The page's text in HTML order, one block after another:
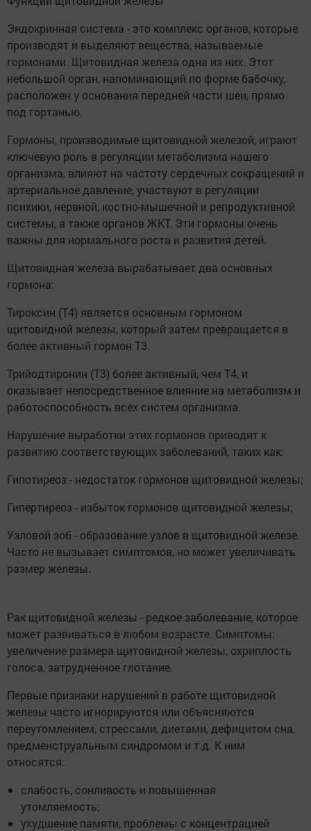
Эндокринная система - это комплекс органов, которые
производят и выделяют вещества, называемые
гормонами. Щитовидная железа одна из них. Этот
небольшой орган, напоминающий по форме бабочку,
расположен у основания передней части шеи, прямо
под гортанью.
Гормоны, производимые щитовидной железой, играют
ключевую роль в регуляции метаболизма нашего
организма, влияют на частоту сердечных сокращений и
артериальное давление, участвуют в регуляции
психики, нервной, костно-мышечной и репродуктивной
системы, а также органов ЖКТ. Эти гормоны очень
важны для нормального роста и развития детей.
Щитовидная железа вырабатывает два основных
гормона:
Тироксин (Т4) является основным гормоном
щитовидной железы, который затем превращается в
более активный гормон Т3.
Трийодтиронин (Т3) более активный, чем Т4, и
оказывает непосредственное влияние на метаболизм и
работоспособность всех систем организма.
Нарушение выработки этих гормонов приводит к
развитию соответствующих заболеваний, таких как:
Гипотиреоз - недостаток гормонов щитовидной железы;
Гипертиреоз - избыток гормонов щитовидной железы;
Узловой зоб - образование узлов в щитовидной железе.
Часто не вызывает симптомов, но может увеличивать
размер железы.
Рак щитовидной железы - редкое заболевание, которое
может развиваться в любом возрасте. Симптомы:
увеличение размера щитовидной железы, охриплость
голоса, затрудненное глотание.
Первые признаки нарушений в работе щитовидной
железы часто игнорируются или объясняются
переутомлением, стрессами, диетами, дефицитом сна,
предменструальным синдромом и т.д. К ним
относятся:
слабость, сонливость и повышенная
утомляемость;
ухудшение памяти, проблемы с концентрацией